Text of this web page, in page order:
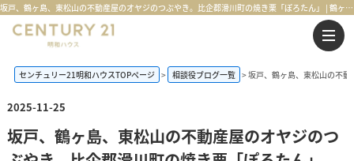
坂戸、鶴ヶ島、東松山の不動産屋のオヤジのつぶやき。比企郡滑川町の焼き栗「ぽろたん」 | 鶴ヶ島市・坂戸市・東松山市・川越市の不動産購入・不動産売却のことならセンチュリー21明和ハウス
センチュリー21明和ハウスTOPページ 相談役ブログ一覧 坂戸、鶴ヶ島、東松山の不
2025-11-25
坂戸、鶴ヶ島、東松山の不動産屋のオヤジのつ